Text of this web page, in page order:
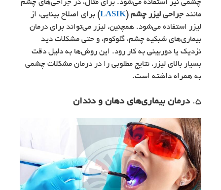
چشمی نیز استفاده می‌شود. برای مثال، در جراحی‌های چشم
مانند جراحی لیزر چشم (LASIK
) برای اصلاح بینایی، از
لیزر استفاده می‌شود. همچنین، لیزر می‌تواند برای درمان
بیماری‌های شبکیه چشم، گلوکوم، و حتی مشکلات دید
نزدیک یا دوربینی به کار رود. این روش‌ها به دلیل دقت
بسیار بالای لیزر، نتایج مطلوبی را در درمان مشکلات چشمی
به همراه داشته است.
5. درمان بیماری‌های دهان و دندان